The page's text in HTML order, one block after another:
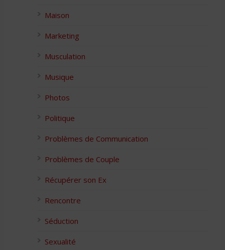
Maison
Marketing
Musculation
Musique
Photos
Politique
Problèmes de Communication
Problèmes de Couple
Récupérer son Ex
Rencontre
Séduction
Sexualité